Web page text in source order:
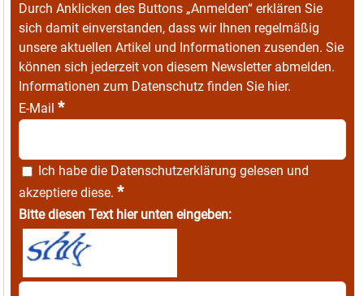
Durch Anklicken des Buttons „Anmelden“ erklären Sie
sich damit einverstanden, dass wir Ihnen regelmäßig
unsere aktuellen Artikel und Informationen zusenden. Sie
können sich jederzeit von diesem Newsletter abmelden.
Informationen zum Datenschutz finden Sie hier.
E-Mail *
Ich habe die Datenschutzerklärung gelesen und
akzeptiere diese. *
Bitte diesen Text hier unten eingeben: